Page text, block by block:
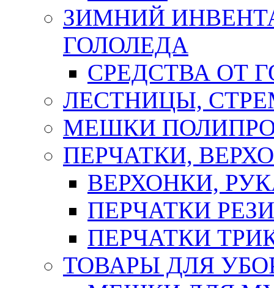
ЗИМНИЙ
ГОЛОЛЕДА
СРЕДСТВА ОТ
ЛЕСТНИЦЫ,
МЕШКИ
ПЕРЧАТКИ,
ВЕРХОНКИ,
ПЕРЧАТКИ
ПЕРЧАТКИ
ТОВАРЫ ДЛЯ